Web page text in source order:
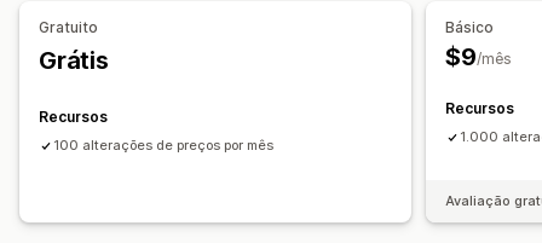
Gratuito
Grátis
Recursos
100 alterações de preços por mês
Básico
$9/mês
Recursos
1.000
Avaliação